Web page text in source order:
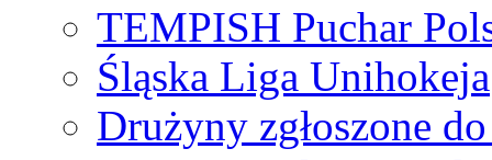
TEMPISH Puchar
Śląska Liga Unihokeja
Drużyny zgłoszone